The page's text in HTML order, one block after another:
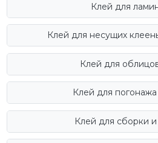
Клей для
Клей для несущих
Клей для
Клей для
Клей для сборки